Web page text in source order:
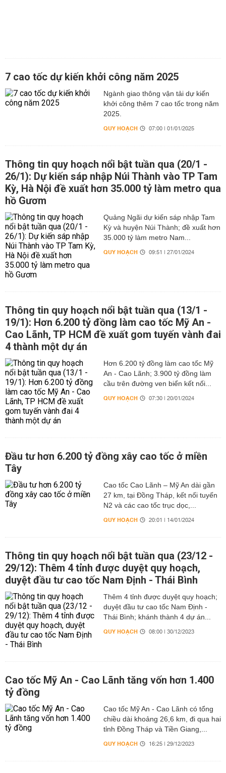
7 cao tốc dự kiến khởi công năm 2025
Ngành giao thông vận tải dự kiến
khởi công thêm 7 cao tốc trong năm
2025.
QUY HOẠCH 07:00 | 01/01/2025
Thông tin quy hoạch nổi bật tuần qua (20/1 -
26/1): Dự kiến sáp nhập Núi Thành vào TP Tam
Kỳ, Hà Nội đề xuất hơn 35.000 tỷ làm metro qua
hồ Gươm
Quảng Ngãi dự kiến sáp nhập Tam
Kỳ và huyện Núi Thành; đề xuất hơn
35.000 tỷ làm metro Nam...
QUY HOẠCH 09:51 | 27/01/2024
Thông tin quy hoạch nổi bật tuần qua (13/1 -
19/1): Hơn 6.200 tỷ đồng làm cao tốc Mỹ An -
Cao Lãnh, TP HCM đề xuất gom tuyến vành đai
4 thành một dự án
Hơn 6.200 tỷ đồng làm cao tốc Mỹ
An - Cao Lãnh; 3.900 tỷ đồng làm
cầu trên đường ven biển kết nối...
QUY HOẠCH 07:30 | 20/01/2024
Đầu tư hơn 6.200 tỷ đồng xây cao tốc ở miền
Tây
Cao tốc Cao Lãnh – Mỹ An dài gần
27 km, tại Đồng Tháp, kết nối tuyến
N2 và các cao tốc trục dọc,...
QUY HOẠCH 20:01 | 14/01/2024
Thông tin quy hoạch nổi bật tuần qua (23/12 -
29/12): Thêm 4 tỉnh được duyệt quy hoạch,
duyệt đầu tư cao tốc Nam Định - Thái Bình
Thêm 4 tỉnh được duyệt quy hoạch;
duyệt đầu tư cao tốc Nam Định -
Thái Bình; khánh thành 4 dự án...
QUY HOẠCH 08:00 | 30/12/2023
Cao tốc Mỹ An - Cao Lãnh tăng vốn hơn 1.400
tỷ đồng
Cao tốc Mỹ An - Cao Lãnh có tổng
chiều dài khoảng 26,6 km, đi qua hai
tỉnh Đồng Tháp và Tiền Giang,...
QUY HOẠCH 16:25 | 29/12/2023